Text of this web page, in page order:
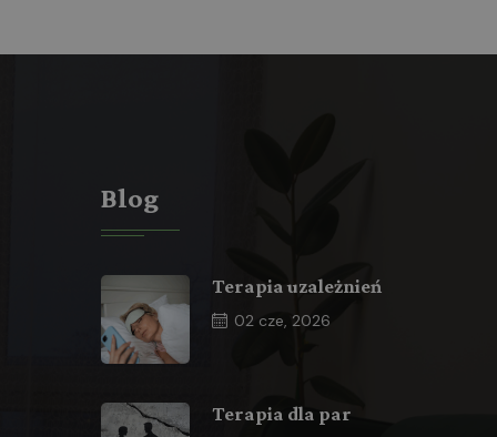
Blog
Terapia uzależnień
02 cze, 2026
Terapia dla par